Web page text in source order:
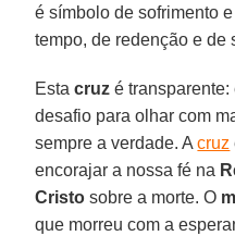
é símbolo de sofrimento
tempo, de redenção e de
Estacruz é
desafio para olhar com
sempre a verdade. Acruz
encorajar a nossa fé na
Cristo sobre a morte. O
que morreu com a